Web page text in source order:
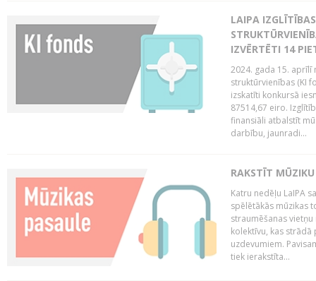
LAIPA
IZVĒRTĒTI 14
2024. gada 15. aprīlī
struktūrvienības (KI
izskatīti konkursā
87514,67 eiro.
finansiāli atbalstīt
darbību, jaunradi...
RAKSTĪT
Katru nedēļu LaIPA
spēlētākās mūzikas
straumēšanas
kolektīvu, kas
uzdevumiem.
tiek ierakstīta...